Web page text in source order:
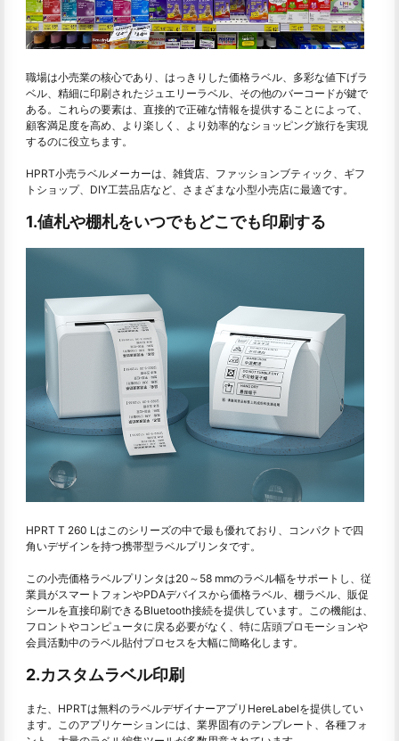
職場は小売業の核心であり、はっきりした価格ラベル、多彩な値下げラ
ベル、精細に印刷されたジュエリーラベル、その他のバーコードが鍵で
ある。これらの要素は、直接的で正確な情報を提供することによって、
顧客満足度を高め、より楽しく、より効率的なショッピング旅行を実現
するのに役立ちます。
HPRT小売ラベルメーカーは、雑貨店、ファッションブティック、ギフ
トショップ、DIY工芸品店など、さまざまな小型小売店に最適です。
1.値札や棚札をいつでもどこでも印刷する
HPRT T 260 Lはこのシリーズの中で最も優れており、コンパクトで四
角いデザインを持つ携帯型ラベルプリンタです。
この小売価格ラベルプリンタは20～58 mmのラベル幅をサポートし、従
業員がスマートフォンやPDAデバイスから価格ラベル、棚ラベル、販促
シールを直接印刷できるBluetooth接続を提供しています。この機能は、
フロントやコンピュータに戻る必要がなく、特に店頭プロモーションや
会員活動中のラベル貼付プロセスを大幅に簡略化します。
2.カスタムラベル印刷
また、HPRTは無料のラベルデザイナーアプリHereLabelを提供してい
ます。このアプリケーションには、業界固有のテンプレート、各種フォ